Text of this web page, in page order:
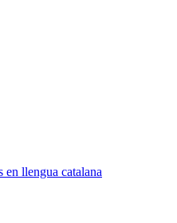
llengua catalana